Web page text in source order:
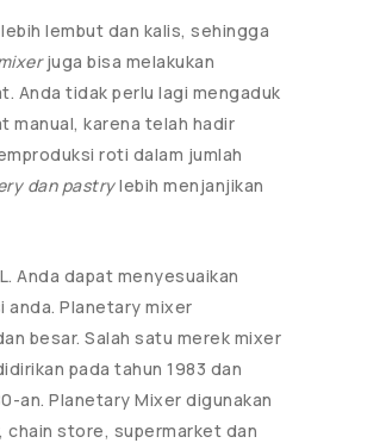
lembut dan kalis, sehingga
juga bisa melakukan
Anda tidak perlu lagi mengaduk
manual, karena telah hadir
roti dalam jumlah
dan pastrylebih menjanjikan
Anda dapat menyesuaikan
anda. Planetary mixer
besar. Salah satu merek mixer
pada tahun 1983 dan
an. Planetary Mixer digunakan
store, supermarket dan